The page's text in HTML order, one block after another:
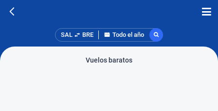
SAL BRE Todo el año
Vuelos baratos